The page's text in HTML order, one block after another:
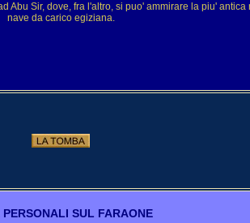
Abu Sir, dove, fra l'altro, si puo' ammirare la piu'
nave da carico egiziana.
PERSONALI SUL FARAONE